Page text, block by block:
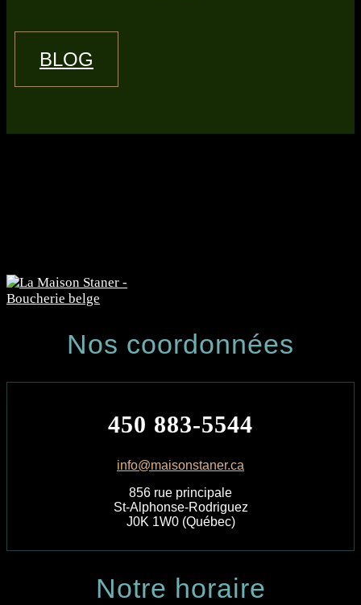
BLOG
Nos coordonnées
450 883-5544
info@maisonstaner.ca
856 rue principale
St-Alphonse-Rodriguez
J0K 1W0 (Québec)
Notre horaire